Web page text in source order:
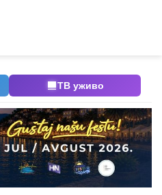
ТВ уживо